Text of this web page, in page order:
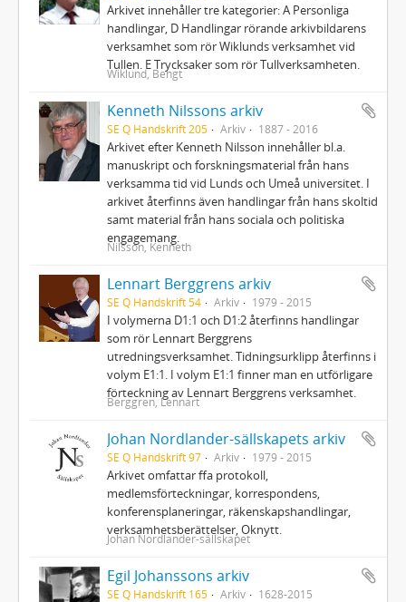
Arkivet innehåller tre kategorier: A Personliga
handlingar, D Handlingar rörande arkivbildarens
verksamhet som rör Wiklunds verksamhet vid
Tullen. E Trycksaker som rör Tullverksamheten.
Wiklund, Bengt
Kenneth Nilssons arkiv
SE Q Handskrift 205 Arkiv 1887 - 2016
Arkivet efter Kenneth Nilsson innehåller bl.a.
manuskript och forskningsmaterial från hans
verksamma tid vid Lunds och Umeå universitet. I
arkivet återfinns även handlingar från hans skoltid
samt material från hans sociala och politiska
engagemang.
Nilsson, Kenneth
Lennart Berggrens arkiv
SE Q Handskrift 54 Arkiv 1979 - 2015
I volymerna D1:1 och D1:2 återfinns handlingar
som rör Lennart Berggrens
utredningsverksamhet. Tidningsurklipp återfinns i
volym E1:1. I volym E1:1 finner man en utförligare
förteckning av Lennart Berggrens verksamhet.
Berggren, Lennart
Johan Nordlander-sällskapets arkiv
SE Q Handskrift 97 Arkiv 1979 - 2015
Arkivet omfattar ffa protokoll,
medlemsförteckningar, korrespondens,
konferensplaneringar, räkenskapshandlingar,
verksamhetsberättelser, Oknytt.
Johan Nordlander-sällskapet
Egil Johanssons arkiv
SE Q Handskrift 165 Arkiv 1628-2015